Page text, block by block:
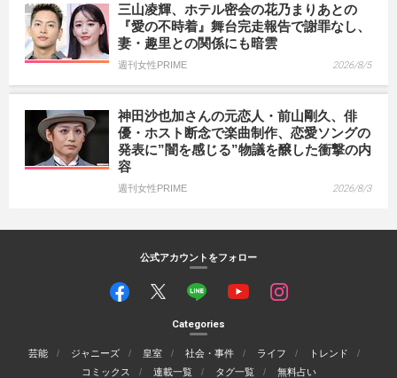
三山凌輝、ホテル密会の花乃まりあとの
『愛の不時着』舞台完走報告で謝罪なし、
妻・趣里との関係にも暗雲
週刊女性PRIME 2026/8/5
神田沙也加さんの元恋人・前山剛久、俳
優・ホスト断念で楽曲制作、恋愛ソングの
発表に”闇を感じる”物議を醸した衝撃の内
容
週刊女性PRIME 2026/8/3
公式アカウントをフォロー
Categories
芸能 ジャニーズ 皇室 社会・事件 ライフ
トレンド
コミックス
連載一覧 タグ一覧 無料占い